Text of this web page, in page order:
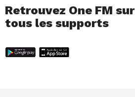
Retrouvez One FM sur
tous les supports